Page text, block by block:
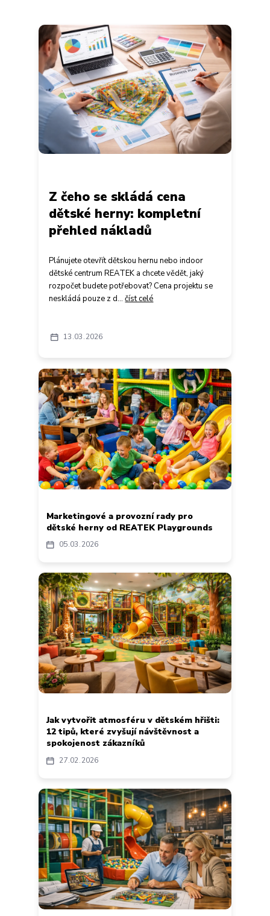
13 03 2026
Z čeho se skládá cena
dětské herny: kompletní
přehled nákladů
Plánujete otevřít dětskou hernu nebo indoor
dětské centrum REATEK a chcete vědět, jaký
rozpočet budete potřebovat? Cena projektu se
neskládá pouze z d...číst celé
05 03 2026
Marketingové a provozní rady pro
dětské herny od REATEK Playgrounds
27 02 2026
Jak vytvořit atmosféru v dětském hřišti:
12 tipů, které zvyšují návštěvnost a
spokojenost zákazníků